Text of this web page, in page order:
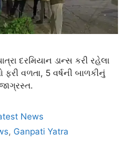
દરમિયાન ડાન્સ કરી રહેલા
ફરી વળતા, 5 વર્ષની બાળકીનું
News
, Ganpati Yatra